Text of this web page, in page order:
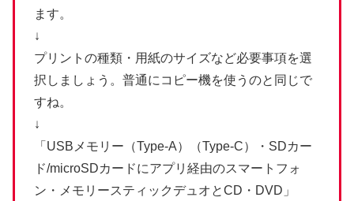
ます。
↓
プリントの種類・用紙のサイズなど必要事項を選
択しましょう。普通にコピー機を使うのと同じで
すね。
↓
「USBメモリー（Type-A）（Type-C）・SDカー
ド/microSDカードにアプリ経由のスマートフォ
ン・メモリースティックデュオとCD・DVD」